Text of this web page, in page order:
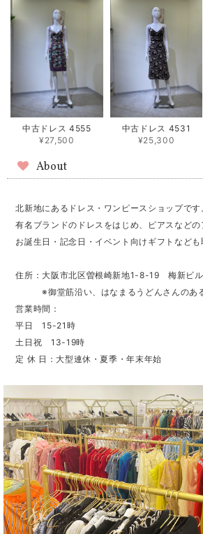
中古ドレス 4555
¥27,500
中古ドレス 4531
¥25,300
About
北新地にあるドレス・ワンピースショップです
有名ブランドのドレスをはじめ、ピアスなどの
お誕生日・記念日・イベント向けギフトなども
住所：大阪市北区曽根崎新地1-8-19 梅新ビル
※御堂筋沿い、はなまるうどんさんのある
営業時間：
平日 15-21時
土日祝 13-19時
定 休 日：大型連休・夏季・年末年始